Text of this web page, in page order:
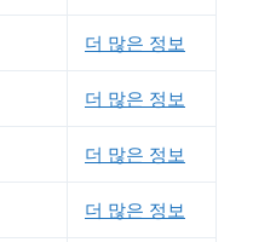
더 많은 정보
더 많은 정보
더 많은 정보
더 많은 정보